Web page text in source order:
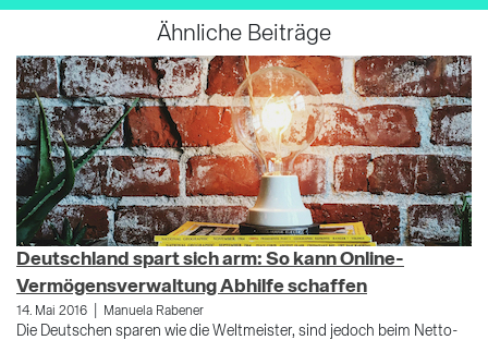
Ähnliche Beiträge
Deutschland spart sich arm: So kann Online-
Vermögensverwaltung Abhilfe schaffen
14. Mai 2016 Manuela Rabener
Die Deutschen sparen wie die Weltmeister, sind jedoch beim Netto-